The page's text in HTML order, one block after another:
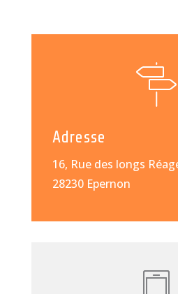
Adresse
16, Rue des longs
28230 Epernon